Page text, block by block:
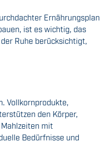
Ernährungsplan
ist es wichtig, das
Ruhe berücksichtigt,
Vollkornprodukte,
den Körper,
mit
Bedürfnisse und